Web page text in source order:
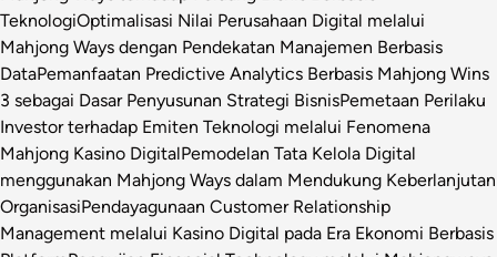
TeknologiOptimalisasi Nilai Perusahaan Digital melalui
Mahjong Ways dengan Pendekatan Manajemen Berbasis
DataPemanfaatan Predictive Analytics Berbasis Mahjong Wins
3 sebagai Dasar Penyusunan Strategi BisnisPemetaan Perilaku
Investor terhadap Emiten Teknologi melalui Fenomena
Mahjong Kasino DigitalPemodelan Tata Kelola Digital
menggunakan Mahjong Ways dalam Mendukung Keberlanjutan
OrganisasiPendayagunaan Customer Relationship
Management melalui Kasino Digital pada Era Ekonomi Berbasis